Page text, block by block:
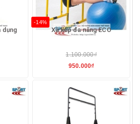
dụng
-14%
Xà kép đa năng ECO
1.100.000₫
950.000₫